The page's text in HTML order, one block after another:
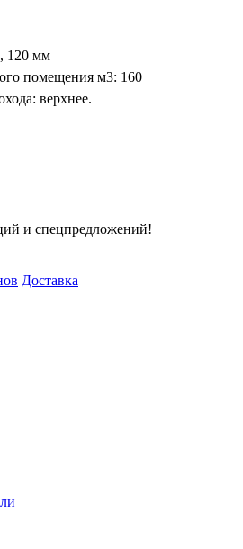
120 мм
помещения м3: 160
верхнее.
и спецпредложений!
Доставка